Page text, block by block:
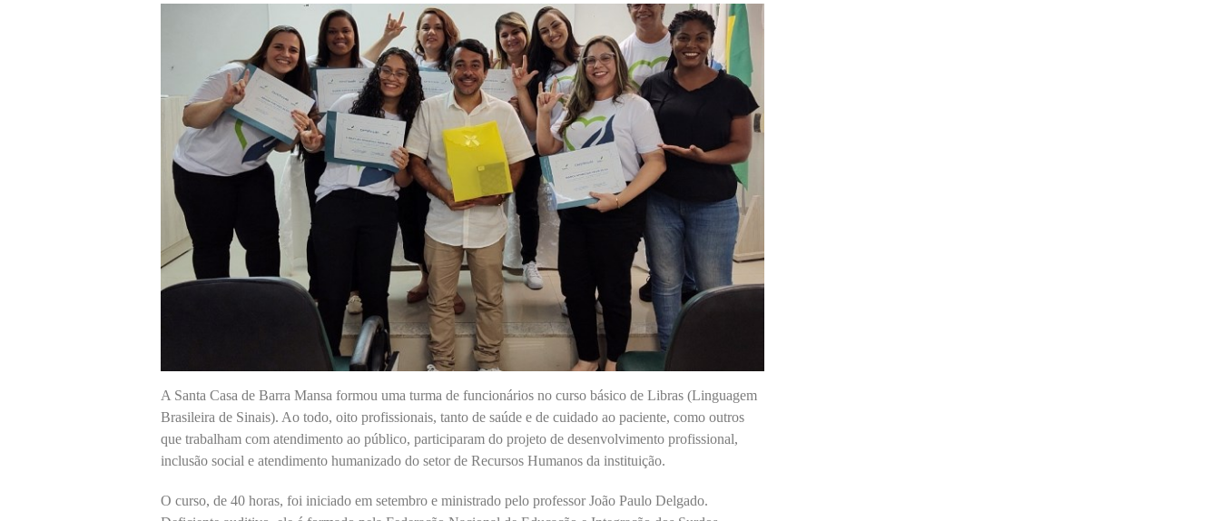
A Santa Casa de Barra Mansa formou uma turma de funcionários no curso básico de Libras (Linguagem
Brasileira de Sinais). Ao todo, oito profissionais, tanto de saúde e de cuidado ao paciente, como outros
que trabalham com atendimento ao público, participaram do projeto de desenvolvimento profissional,
inclusão social e atendimento humanizado do setor de Recursos Humanos da instituição.
O curso, de 40 horas, foi iniciado em setembro e ministrado pelo professor João Paulo Delgado.